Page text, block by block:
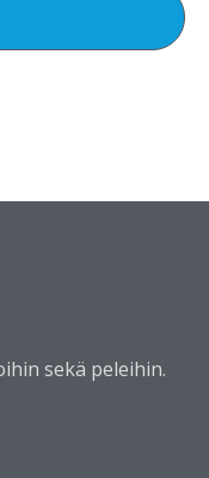
sekä peleihin.